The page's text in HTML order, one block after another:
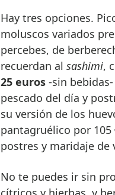
Hay tres opciones.
moluscos variados
percebes, de
recuerdan al sashimi,
25 euros-sin
pescado del día y
su versión de los
pantagruélico por 105
postres y maridaje de
No te puedes ir sin